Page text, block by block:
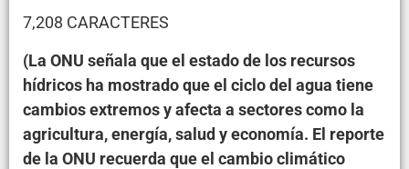
7,208 CARACTERES
(La ONU señala que el estado de los recursos
hídricos ha mostrado que el ciclo del agua tiene
cambios extremos y afecta a sectores como la
agricultura, energía, salud y economía. El reporte
de la ONU recuerda que el cambio climático